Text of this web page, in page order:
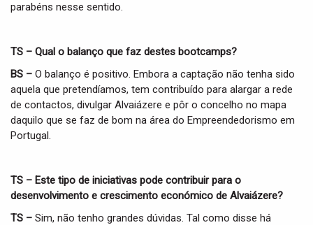
parabéns nesse sentido.
TS – Qual o balanço que faz destes bootcamps?
BS – O balanço é positivo. Embora a captação não tenha sido
aquela que pretendíamos, tem contribuído para alargar a rede
de contactos, divulgar Alvaiázere e pôr o concelho no mapa
daquilo que se faz de bom na área do Empreendedorismo em
Portugal.
TS – Este tipo de iniciativas pode contribuir para o
desenvolvimento e crescimento económico de Alvaiázere?
TS – Sim, não tenho grandes dúvidas. Tal como disse há